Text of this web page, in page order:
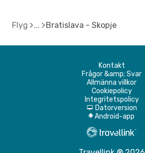
Flyg Bratislava - Skopje
Kontakt
Frågor &amp; Svar
Allmänna villkor
Cookiepolicy
Integritetspolicy
d Datorversion
A Android-app